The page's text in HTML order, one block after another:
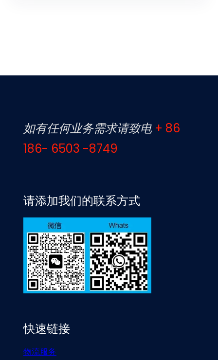
如有任何业务需求请致电 + 86
186- 6503 -8749
请添加我们的联系方式
快速链接
物流服务